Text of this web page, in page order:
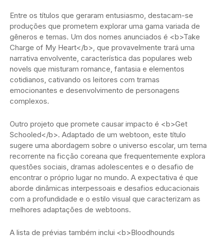
Entre os títulos que geraram entusiasmo, destacam-se
produções que prometem explorar uma gama variada de
gêneros e temas. Um dos nomes anunciados é <b>Take
Charge of My Heart</b>, que provavelmente trará uma
narrativa envolvente, característica das populares web
novels que misturam romance, fantasia e elementos
cotidianos, cativando os leitores com tramas
emocionantes e desenvolvimento de personagens
complexos.
Outro projeto que promete causar impacto é <b>Get
Schooled</b>. Adaptado de um webtoon, este título
sugere uma abordagem sobre o universo escolar, um tema
recorrente na ficção coreana que frequentemente explora
questões sociais, dramas adolescentes e o desafio de
encontrar o próprio lugar no mundo. A expectativa é que
aborde dinâmicas interpessoais e desafios educacionais
com a profundidade e o estilo visual que caracterizam as
melhores adaptações de webtoons.
A lista de prévias também inclui <b>Bloodhounds